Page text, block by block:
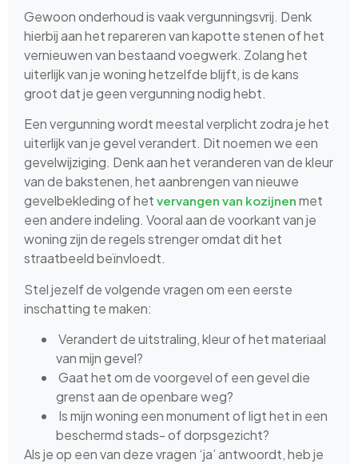
Gewoon onderhoud is vaak vergunningsvrij. Denk
hierbij aan het repareren van kapotte stenen of het
vernieuwen van bestaand voegwerk. Zolang het
uiterlijk van je woning hetzelfde blijft, is de kans
groot dat je geen vergunning nodig hebt.
Een vergunning wordt meestal verplicht zodra je het
uiterlijk van je gevel verandert. Dit noemen we een
gevelwijziging. Denk aan het veranderen van de kleur
van de bakstenen, het aanbrengen van nieuwe
gevelbekleding of het vervangen van kozijnen met
een andere indeling. Vooral aan de voorkant van je
woning zijn de regels strenger omdat dit het
straatbeeld beïnvloedt.
Stel jezelf de volgende vragen om een eerste
inschatting te maken:
Verandert de uitstraling, kleur of het materiaal
van mijn gevel?
Gaat het om de voorgevel of een gevel die
grenst aan de openbare weg?
Is mijn woning een monument of ligt het in een
beschermd stads- of dorpsgezicht?
Als je op een van deze vragen ‘ja’ antwoordt, heb je